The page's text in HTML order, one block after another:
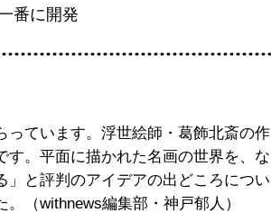
番に開発
っています。浮世絵師・葛飾北斎の作
。平面に描かれた名画の世界を、な
と評判のアイデアの出どころについ
（withnews編集部・神戸郁人）